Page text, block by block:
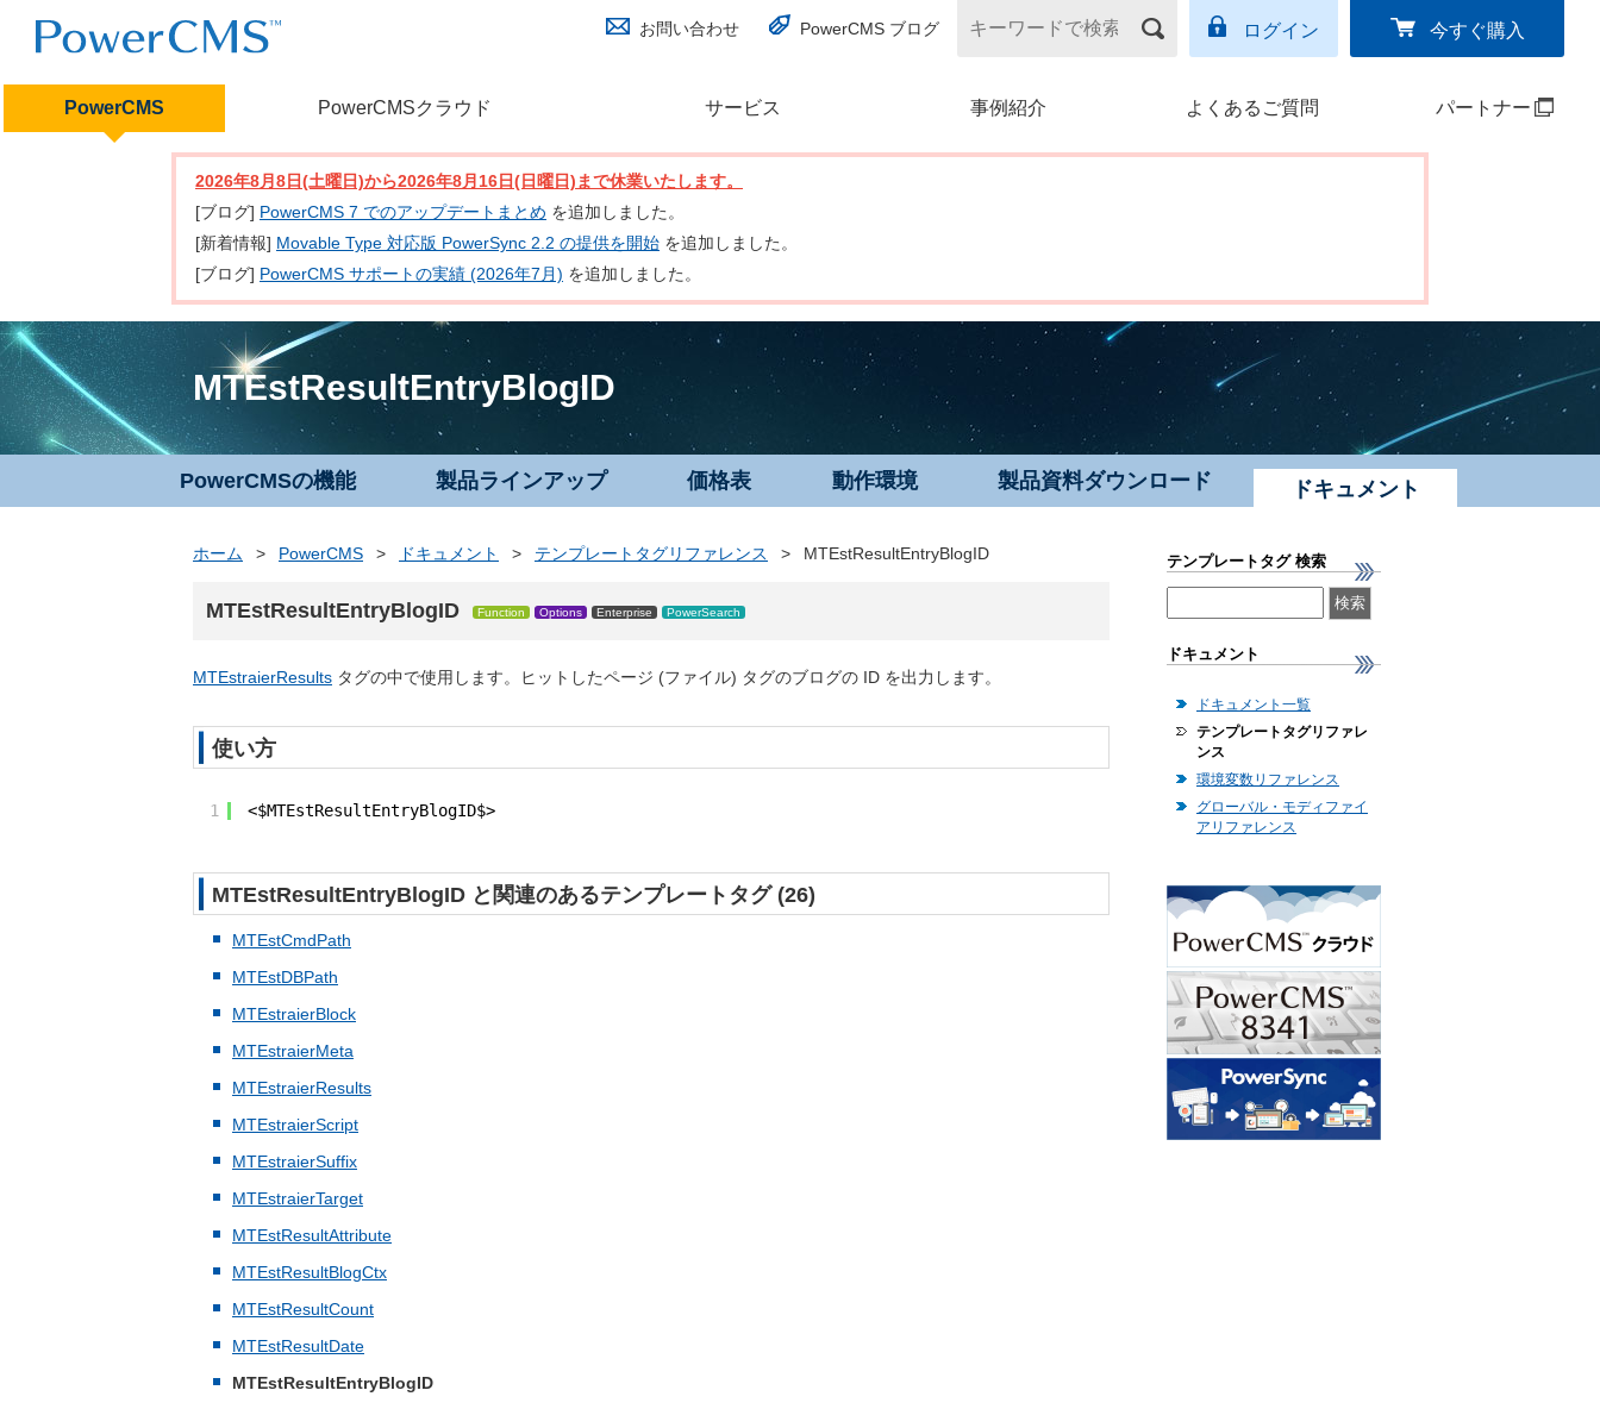
お問い合わせ PowerCMS ブログ ログイン 今すぐ購入
PowerCMS PowerCMSクラウド サービス 事例紹介 よくあるご質問 パートナー
(別ウィンドウで開く)
2026年8月8日(土曜日)から2026年8月16日(日曜日)まで休業いたします。
[ブログ] PowerCMS 7 でのアップデートまとめ を追加しました。
[新着情報] Movable Type 対応版 PowerSync 2.2 の提供を開始 を追加しました。
[ブログ] PowerCMS サポートの実績 (2026年7月) を追加しました。
MTEstResultEntryBlogID
PowerCMSの機能 製品ラインアップ 価格表 動作環境 製品資料ダウンロード ドキュメント
ホーム > PowerCMS > ドキュメント > テンプレートタグリファレンス > MTEstResultEntryBlogID
MTEstResultEntryBlogID Function Options Enterprise PowerSearch
MTEstraierResults タグの中で使用します。ヒットしたページ (ファイル) タグのブログの ID を出力します。
使い方
1 <$MTEstResultEntryBlogID$>
MTEstResultEntryBlogID と関連のあるテンプレートタグ (26)
MTEstCmdPath
MTEstDBPath
MTEstraierBlock
MTEstraierMeta
MTEstraierResults
MTEstraierScript
MTEstraierSuffix
MTEstraierTarget
MTEstResultAttribute
MTEstResultBlogCtx
MTEstResultCount
MTEstResultDate
MTEstResultEntryBlogID
テンプレートタグ 検索
ドキュメント
ドキュメント一覧
テンプレートタグリファレ
ンス
環境変数リファレンス
グローバル・モディファイ
アリファレンス